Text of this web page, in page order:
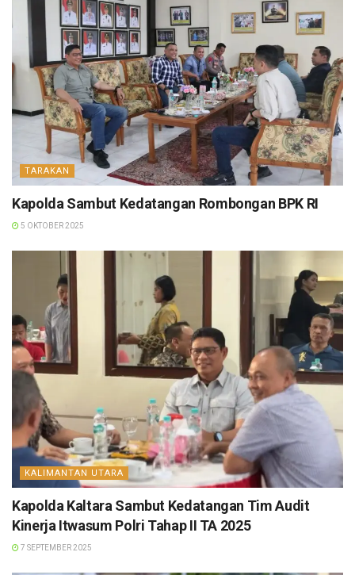
TARAKAN
Kapolda Sambut Kedatangan Rombongan BPK RI
5 OKTOBER 2025
KALIMANTAN UTARA
Kapolda Kaltara Sambut Kedatangan Tim Audit
Kinerja Itwasum Polri Tahap II TA 2025
7 SEPTEMBER 2025